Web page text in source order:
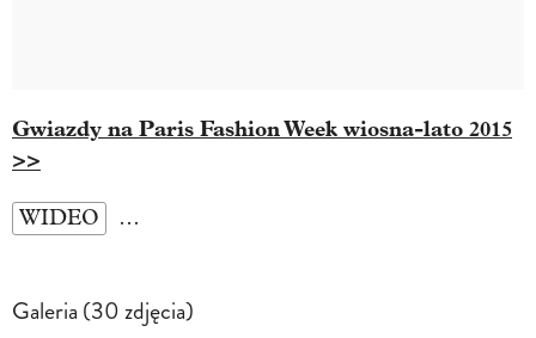
Gwiazdy na Paris Fashion Week wiosna-lato 2015
>>
WIDEO …
Galeria (30 zdjęcia)